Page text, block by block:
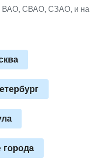
ВАО, СВАО, СЗАО, и на
города